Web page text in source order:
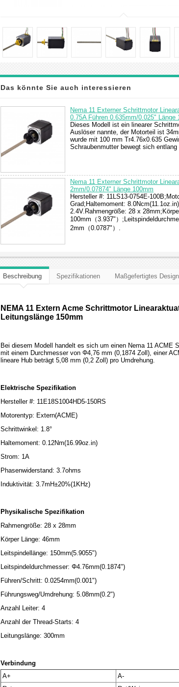
Das könnte Sie auch interessieren
Nema 11 Externer Schrittmotor
0.75A Führen 0.635mm/0.025" Länge
Dieses Modell ist ein linearer
Auslöser nannte, der Motorteil ist
wurde mit 100 mm Tr4.76x0.635
Schraubenmutter bewegt sich entlang
Nema 11 Externer Schrittmotor
2mm/0.07874" Länge 100mm
Hersteller #: 11LS13-0754E-
Grad;Haltemoment:
2.4V.Rahmengröße: 28 x
100mm（3.937"）
2mm（0.0787"）.
Beschreibung Spezifikationen Maßgefertigtes Design
NEMA 11 Extern Acme Schrittmotor
Leitungslänge 150mm
Bei diesem Modell handelt es sich um einen Nema 11
mit einem Durchmesser von Φ4,76 mm (0,1874 Zoll), einer
lineare Hub beträgt 5,08 mm (0,2 Zoll) pro Umdrehung.
Elektrische Spezifikation
Hersteller #: 11E18S1004HD5-150RS
Motorentyp: Extern(ACME)
Schrittwinkel: 1.8°
Haltemoment: 0.12Nm(16.99oz.in)
Strom: 1A
Phasenwiderstand: 3.7ohms
Induktivität: 3.7mH±20%(1KHz)
Physikalische Spezifikation
Rahmengröße: 28 x 28mm
Körper Länge: 46mm
Leitspindellänge: 150mm(5.9055")
Leitspindeldurchmesser: Φ4.76mm(0.1874")
Führen/Schritt: 0.0254mm(0.001")
Führungsweg/Umdrehung: 5.08mm(0.2")
Anzahl Leiter: 4
Anzahl der Thread-Starts: 4
Leitungslänge: 300mm
Verbindung
A+
A-